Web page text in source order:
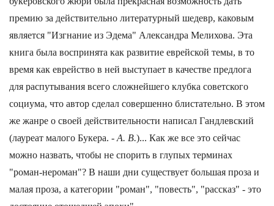
премию за действительно литературный шедевр, каковым
является "Изгнание из Эдема" Александра Мелихова. Эта
книга была воспринята как развитие еврейской темы, в то
время как еврейство в ней выступает в качестве предлога
для распутывания всего сложнейшего клубка советского
социума, что автор сделал совершенно блистательно. В этом
же жанре о своей действительности написал Гандлевский
(лауреат малого Букера. - А. В.)... Как же все это сейчас
можно назвать, чтобы не спорить в глупых терминах
"роман-нероман"? В наши дни существует большая проза и
малая проза, а категории "роман", "повесть", "рассказ" - это